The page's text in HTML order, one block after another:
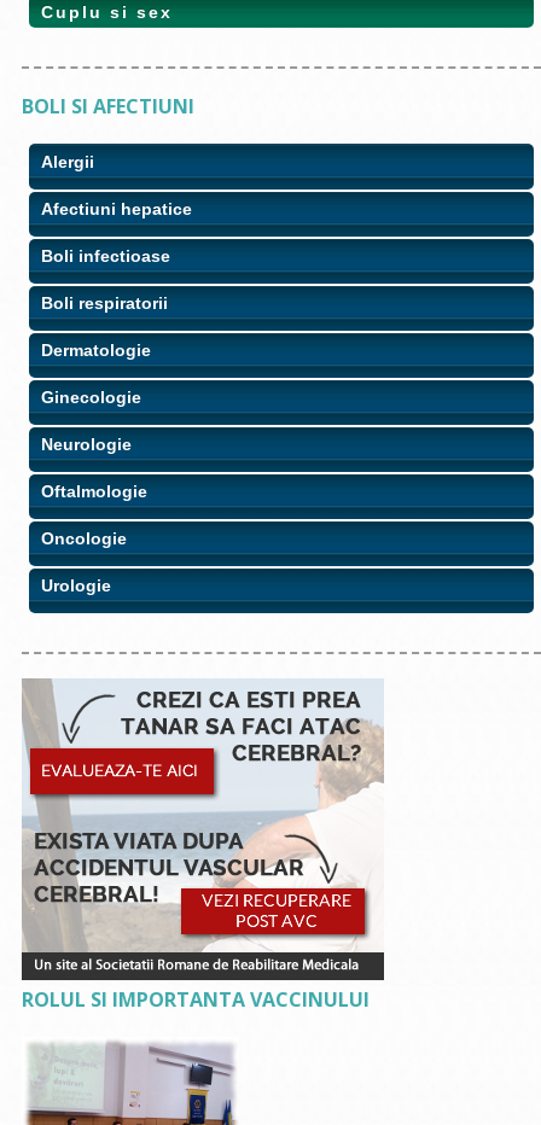
Cuplu si sex
BOLI SI AFECTIUNI
Alergii
Afectiuni hepatice
Boli infectioase
Boli respiratorii
Dermatologie
Ginecologie
Neurologie
Oftalmologie
Oncologie
Urologie
ROLUL SI IMPORTANTA VACCINULUI